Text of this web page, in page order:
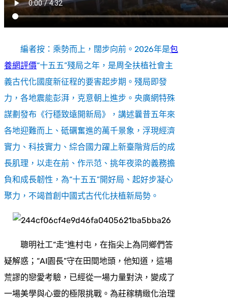
編者按：乘勢而上，闊步向前。2026年是包
養網評價“十五五”殘局之年，是周全扶植社會主
義古代化國度新征程的要害起步期。殘局即發
力，各地震能彭湃，克意朝上進步。央廣網特殊
謀劃發布《行穩致遠開新局》，講述曩昔五年來
各地迎難而上、砥礪奮進的萬千景象，浮現經濟
實力、科技實力、綜合國力躍上新臺階背后的成
長肌理，以走在前、作示范、挑年夜梁的義務擔
負和成長韌性，為“十五五”開好局、起好步凝心
聚力，不竭首創中國式古代化扶植新局勢。
聰明社工“走”進村屯，在指尖上為同鄉們答
疑解惑；“AI園長”守在田間地頭，他知道，這場
荒謬的戀愛考驗，已經從一場力量對決，變成了
一場美學與心靈的極限挑戰。為莊稼精緻化治理